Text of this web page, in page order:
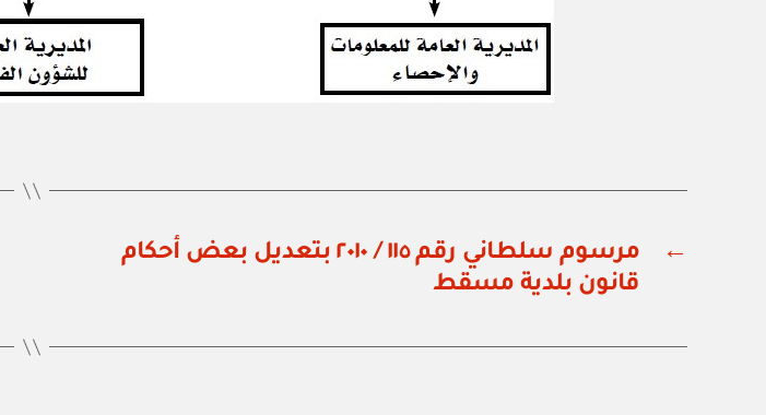
←
مرسوم سلطاني رقم ١١٥ / ٢٠١٠ بتعديل بعض أحكام
قانون بلدية مسقط